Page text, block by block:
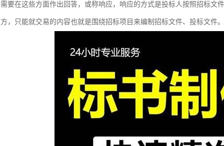
要在这些方面作出回答，或称响应，响应的方式是投标人按照招标文
，只能就交易的内容也就是围绕招标项目来编制招标文件、投标文件。